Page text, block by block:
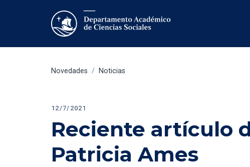
Novedades / Noticias
12/7/2021
Reciente artículo
Patricia Ames